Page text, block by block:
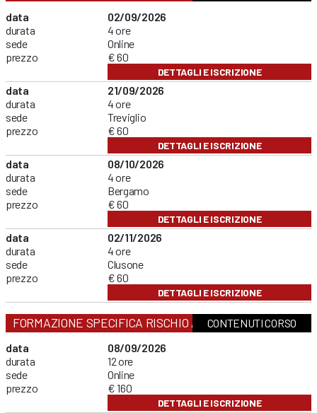
data
durata
sede
prezzo
02/09/2026
4 ore
Online
€ 60
DETTAGLI E ISCRIZIONE
data
durata
sede
prezzo
21/09/2026
4 ore
Treviglio
€ 60
DETTAGLI E ISCRIZIONE
data
durata
sede
prezzo
08/10/2026
4 ore
Bergamo
€ 60
DETTAGLI E ISCRIZIONE
data
durata
sede
prezzo
02/11/2026
4 ore
Clusone
€ 60
DETTAGLI E ISCRIZIONE
FORMAZIONE SPECIFICA RISCHIO ALTOCONTENUTI CORSO
data
durata
sede
prezzo
08/09/2026
12 ore
Online
€ 160
DETTAGLI E ISCRIZIONE